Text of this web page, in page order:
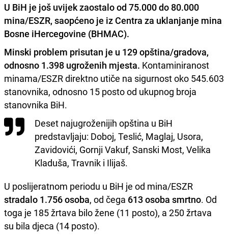
U BiH je još uvijek zaostalo od 75.000 do 80.000
mina/ESZR, saopćeno je iz Centra za uklanjanje mina
Bosne iHercegovine (BHMAC).
Minski problem prisutan je u 129 opština/gradova,
odnosno 1.398 ugroženih mjesta. Kontaminiranost
minama/ESZR direktno utiče na sigurnost oko 545.603
stanovnika, odnosno 15 posto od ukupnog broja
stanovnika BiH.
Deset najugroženijih opština u BiH
predstavljaju: Doboj, Teslić, Maglaj, Usora,
Zavidovići, Gornji Vakuf, Sanski Most, Velika
Kladuša, Travnik i Ilijaš.
U poslijeratnom periodu u BiH je od mina/ESZR
stradalo 1.756 osoba, od čega 613 osoba smrtno. Od
toga je 185 žrtava bilo žene (11 posto), a 250 žrtava
su bila djeca (14 posto).